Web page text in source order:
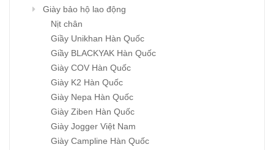
Giày bảo hộ lao động
Nịt chân
Giầy Unikhan Hàn Quốc
Giầy BLACKYAK Hàn Quốc
Giày COV Hàn Quốc
Giày K2 Hàn Quốc
Giày Nepa Hàn Quốc
Giày Ziben Hàn Quốc
Giày Jogger Việt Nam
Giày Campline Hàn Quốc